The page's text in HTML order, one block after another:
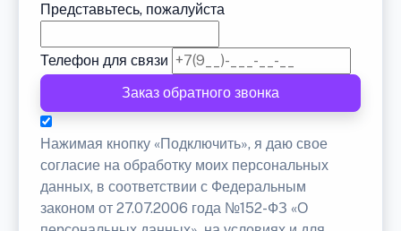
Представьтесь, пожалуйста
Телефон для связи
Заказ обратного звонка
Нажимая кнопку «Подключить», я даю свое
согласие на обработку моих персональных
данных, в соответствии с Федеральным
законом от 27.07.2006 года №152-ФЗ «О